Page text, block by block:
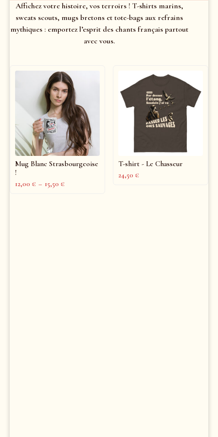
Affichez votre histoire, vos terroirs ! T-shirts marins,
sweats scouts, mugs bretons et tote-bags aux refrains
mythiques : emportez l’esprit des chants français partout
avec vous.
Mug Blanc Strasbourgeoise
!
12,00 € – 15,50 €
T-shirt - Le Chasseur
24,50 €